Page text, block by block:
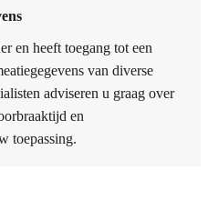
en heeft toegang tot een
van diverse
adviseren u graag over
en
toepassing.